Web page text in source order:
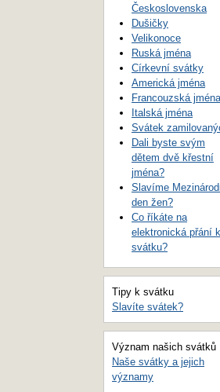
Československa
Dušičky
Velikonoce
Ruská jména
Církevní svátky
Americká jména
Francouzská jména
Italská jména
Svátek
Dali byste svým
dětem dvě křestní
jména?
Slavíme
den žen?
Co říkáte na
elektronická přání k
svátku?
Tipy k svátku
Slavíte svátek?
Význam našich svátků
Naše svátky a jejich
významy